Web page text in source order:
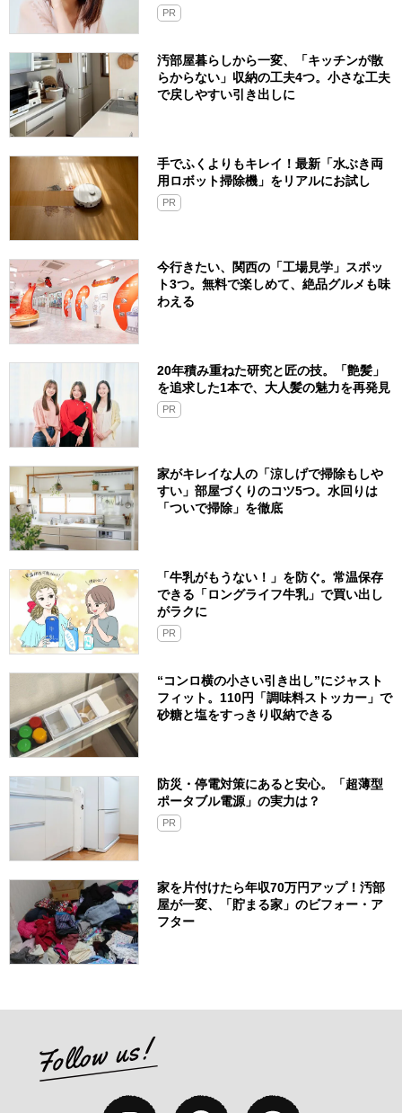
PR
汚部屋暮らしから一変、「キッチンが散
らからない」収納の工夫4つ。小さな工夫
で戻しやすい引き出しに
手でふくよりもキレイ！最新「水ぶき両
用ロボット掃除機」をリアルにお試し
PR
今行きたい、関西の「工場見学」スポッ
ト3つ。無料で楽しめて、絶品グルメも味
わえる
20年積み重ねた研究と匠の技。「艶髪」
を追求した1本で、大人髪の魅力を再発見
PR
家がキレイな人の「涼しげで掃除もしや
すい」部屋づくりのコツ5つ。水回りは
「ついで掃除」を徹底
「牛乳がもうない！」を防ぐ。常温保存
できる「ロングライフ牛乳」で買い出し
がラクに
PR
“コンロ横の小さい引き出し”にジャスト
フィット。110円「調味料ストッカー」で
砂糖と塩をすっきり収納できる
防災・停電対策にあると安心。「超薄型
ポータブル電源」の実力は？​
PR
家を片付けたら年収70万円アップ！汚部
屋が一変、「貯まる家」のビフォー・ア
フター